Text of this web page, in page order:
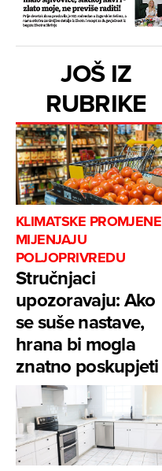
JOŠ IZ
RUBRIKE
KLIMATSKE PROMJENE
MIJENJAJU
POLJOPRIVREDU
Stručnjaci
upozoravaju: Ako
se suše nastave,
hrana bi mogla
znatno poskupjeti